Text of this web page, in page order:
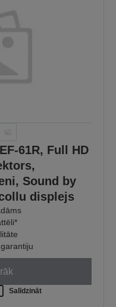
61R, Full HD
Sound by
displejs
Salīdzināt